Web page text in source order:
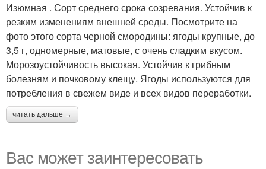
Изюмная . Сорт среднего срока созревания. Устойчив к
резким изменениям внешней среды. Посмотрите на
фото этого сорта черной смородины: ягоды крупные, до
3,5 г, одномерные, матовые, с очень сладким вкусом.
Морозоустойчивость высокая. Устойчив к грибным
болезням и почковому клещу. Ягоды используются для
потребления в свежем виде и всех видов переработки.
читать дальше →
Вас может заинтересовать